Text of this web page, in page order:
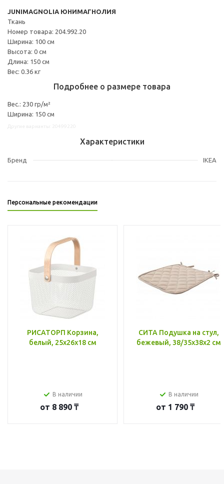
JUNIMAGNOLIA ЮНИМАГНОЛИЯ
Ткань
Номер товара: 204.992.20
Ширина: 100 см
Высота: 0 см
Длина: 150 см
Вес: 0.36 кг
Подробнее о размере товара
Вес.: 230 гр/м²
Ширина: 150 см
Характеристики
Бренд IKEA
Персональные рекомендации
РИСАТОРП Корзина,
белый, 25x26x18 см
В наличии
от 8 890 ₸
СИТА Подушка на стул,
бежевый, 38/35x38x2 см
В наличии
от 1 790 ₸